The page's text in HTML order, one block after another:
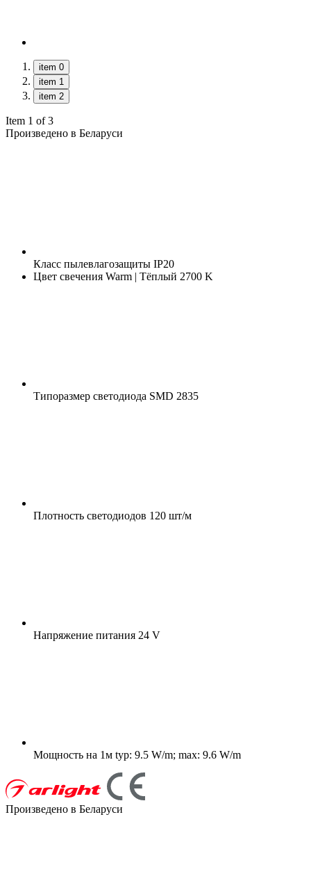
item 0
item 1
item 2
Item 1 of 3
Произведено в Беларуси
Класс пылевлагозащиты IP20
Цвет свечения Warm | Тёплый 2700 K
Типоразмер светодиода SMD 2835
Плотность светодиодов 120 шт/м
Напряжение питания 24 V
Мощность на 1м typ: 9.5 W/m; max: 9.6 W/m
Произведено в Беларуси